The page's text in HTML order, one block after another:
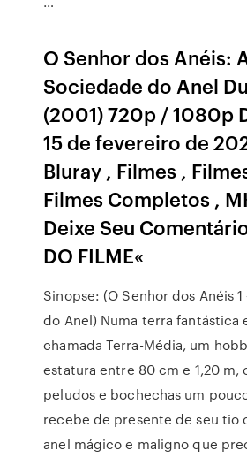
O Senhor dos Anéis:
Sociedade do Anel
(2001) 720p / 1080p
15 de fevereiro de
Bluray , Filmes ,
Filmes Completos ,
Deixe Seu
DO FILME«
Sinopse: (O Senhor dos Anéis
do Anel) Numa terra fantástica
chamada Terra-Média, um
estatura entre 80 cm e 1,20 m,
peludos e bochechas um
recebe de presente de seu tio
anel mágico e maligno que